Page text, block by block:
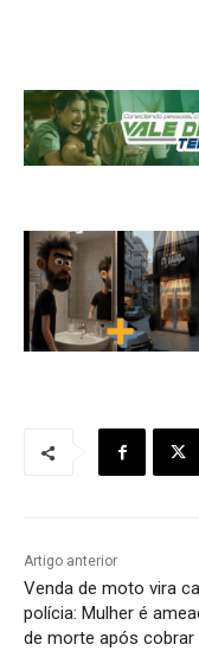
Artigo anterior
Venda de moto vira
polícia: Mulher é
de morte após cobrar